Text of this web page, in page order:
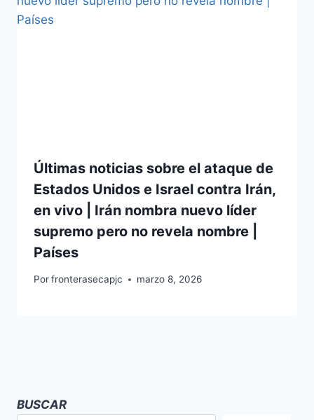
Últimas noticias sobre el ataque de
Estados Unidos e Israel contra Irán,
en vivo | Irán nombra nuevo líder
supremo pero no revela nombre |
Países
Porfronterasecapjc marzo 8, 2026
BUSCAR